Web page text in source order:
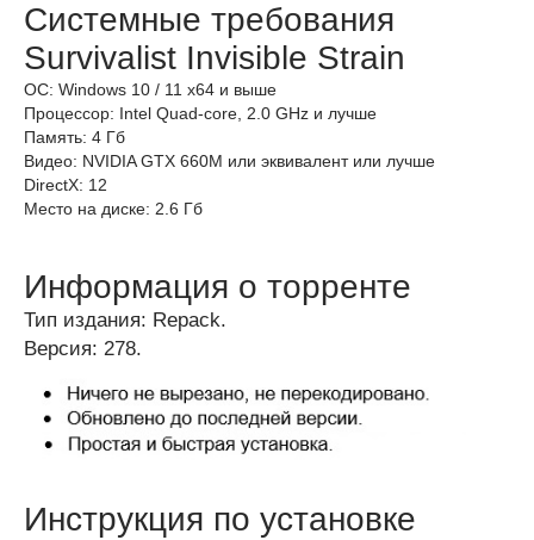
Системные требования
Survivalist Invisible Strain
ОС: Windows 10 / 11 x64 и выше
Процессор: Intel Quad-core, 2.0 GHz и лучше
Память: 4 Гб
Видео: NVIDIA GTX 660M или эквивалент или лучше
DirectX: 12
Место на диске: 2.6 Гб
Информация о торренте
Тип издания: Repack.
Версия: 278.
Инструкция по установке